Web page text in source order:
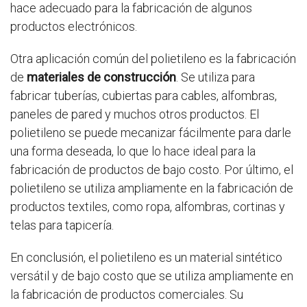
hace adecuado para la fabricación de algunos
productos electrónicos.
Otra aplicación común del polietileno es la fabricación
de materiales de construcción . Se utiliza para
fabricar tuberías, cubiertas para cables, alfombras,
paneles de pared y muchos otros productos. El
polietileno se puede mecanizar fácilmente para darle
una forma deseada, lo que lo hace ideal para la
fabricación de productos de bajo costo. Por último, el
polietileno se utiliza ampliamente en la fabricación de
productos textiles, como ropa, alfombras, cortinas y
telas para tapicería.
En conclusión, el polietileno es un material sintético
versátil y de bajo costo que se utiliza ampliamente en
la fabricación de productos comerciales. Su